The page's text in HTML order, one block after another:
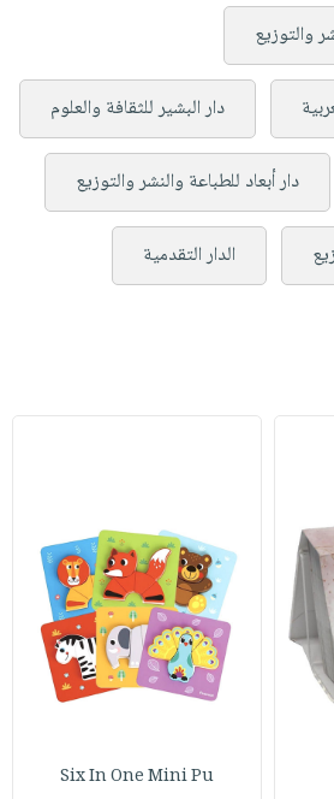
والتوزيع
دار البشير للثقافة والعلوم
دار أبعاد للطباعة والنشر والتوزيع
الدار التقدمية
Six In One Mini Pu